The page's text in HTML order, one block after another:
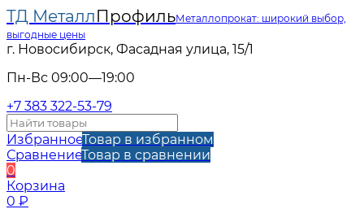
ТД МеталлПрофильМеталлопрокат: широкий выбор,
выгодные цены
г. Новосибирск, Фасадная улица, 15/1
Пн-Вс 09:00—19:00
+7 383 322-53-79
ИзбранноеТовар в избранном
СравнениеТовар в сравнении
0
Корзина
0 ₽